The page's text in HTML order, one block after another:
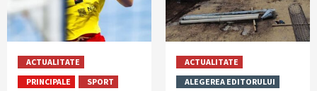
ACTUALITATE
PRINCIPALE
SPORT
ACTUALITATE
ALEGEREA EDITORULUI